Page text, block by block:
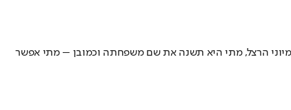
הרצל, מתי היא תשנה את שם משפחתה וכמובן – מתי אפשר